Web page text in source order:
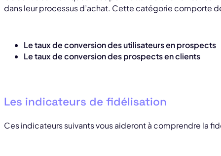
dans leur processus d’achat. Cette catégorie comporte
Le taux de conversion des utilisateurs en prospects
Le taux de conversion des prospects en clients
Les indicateurs de fidélisation
Ces indicateurs suivants vous aideront à comprendre la